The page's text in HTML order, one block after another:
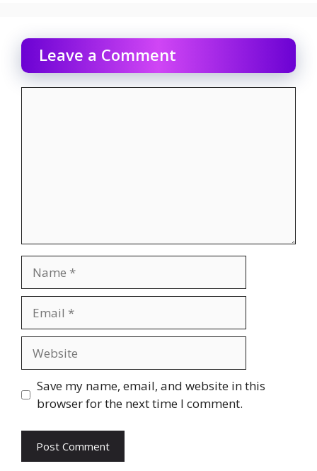
Leave a Comment
Save my name, email, and website in this
browser for the next time I comment.